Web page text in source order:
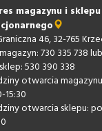
magazynu i sklepu
46, 32-765
730 335 738
530 390 338
otwarcia
15:30
otwarcia sklepu: